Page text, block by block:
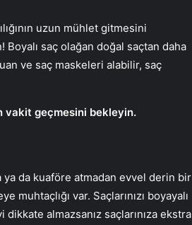
uzun mühlet gitmesini
Boyalı saç olağan doğal saçtan daha
ve saç maskeleri alabilir, saç
vakit geçmesini bekleyin.
ya da kuaföre atmadan evvel derin bir
muhtaçlığı var. Saçlarınızı boyayalı
almazsanız saçlarınıza ekstra